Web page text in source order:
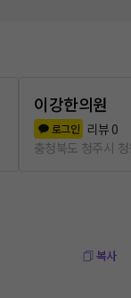
이강한의원
로그인 리뷰 0
충청북도 청주시
복사